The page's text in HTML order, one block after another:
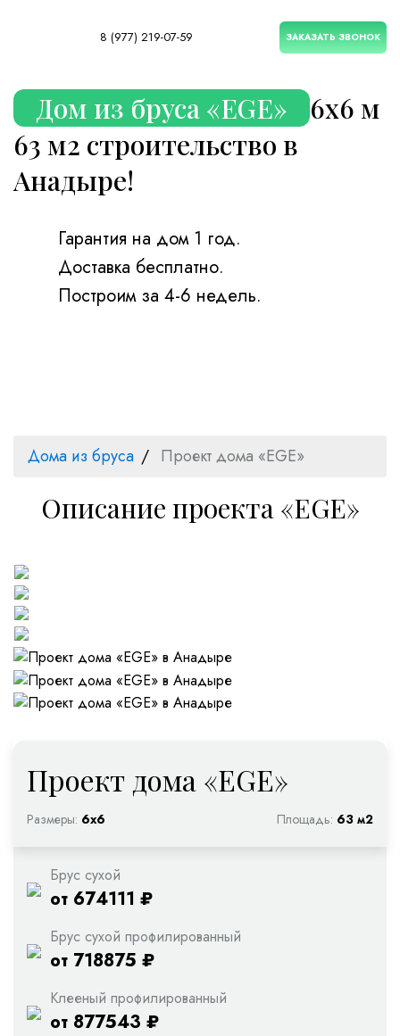
8 (977) 219-07-59 ЗАКАЗАТЬ ЗВОНОК
Дом из бруса «EGE»
6х6 м
63 м2 строительство в
Анадыре!
Гарантия на дом 1 год.
Доставка бесплатно.
Построим за 4-6 недель.
Дома из бруса Проект дома «EGE»
Описание проекта «EGE»
Проект дома «EGE»
Размеры: 6х6 Площадь: 63 м2
Брус сухой
от 674111 ₽
Брус сухой профилированный
от 718875 ₽
Клееный профилированный
от 877543 ₽